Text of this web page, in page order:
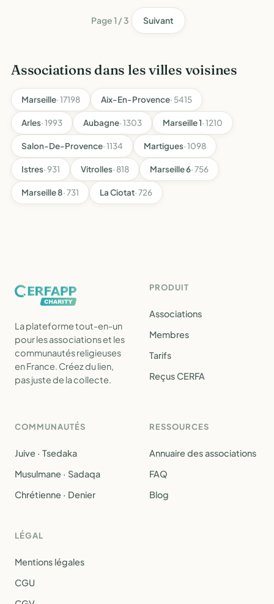
Page 1 / 3 Suivant
Associations dans les villes voisines
Marseille· 17198 Aix-En-Provence· 5415
Arles· 1993 Aubagne· 1303 Marseille 1· 1210
Salon-De-Provence· 1134 Martigues· 1098
Istres· 931 Vitrolles· 818 Marseille 6· 756
Marseille 8· 731 La Ciotat· 726
La plateforme tout-en-un
pour les associations et les
communautés religieuses
en France. Créez du lien,
pas juste de la collecte.
PRODUIT
Associations
Membres
Tarifs
Reçus CERFA
COMMUNAUTÉS
Juive · Tsedaka
Musulmane · Sadaqa
Chrétienne · Denier
RESSOURCES
Annuaire des associations
FAQ
Blog
LÉGAL
Mentions légales
CGU